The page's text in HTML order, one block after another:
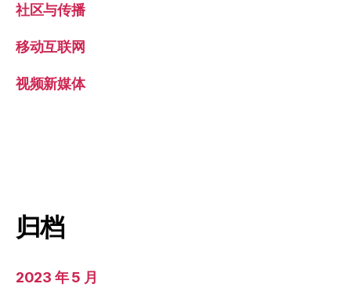
社区与传播
移动互联网
视频新媒体
归档
2023 年 5 月